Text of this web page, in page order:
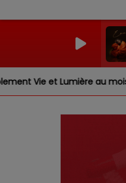
au mois d'août à Nevoy